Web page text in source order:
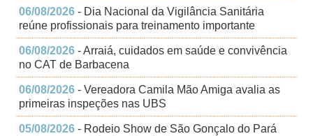
06/08/2026 - Dia Nacional da Vigilância Sanitária
reúne profissionais para treinamento importante
06/08/2026 - Arraiá, cuidados em saúde e convivência
no CAT de Barbacena
06/08/2026 - Vereadora Camila Mão Amiga avalia as
primeiras inspeções nas UBS
05/08/2026 - Rodeio Show de São Gonçalo do Pará